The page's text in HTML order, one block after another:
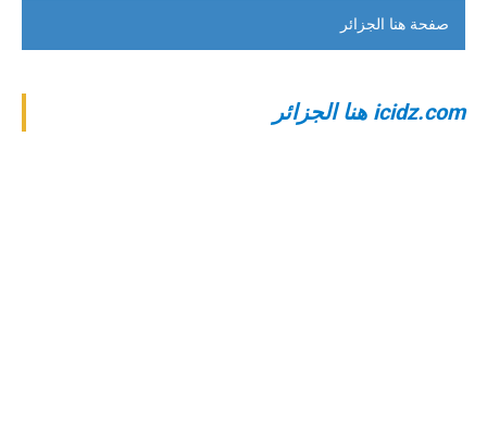
صفحة هنا الجزائر
‎icidz.com هنا الجزائر‎